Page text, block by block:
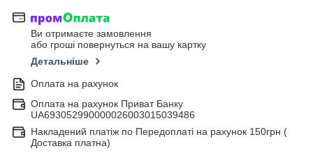
Ви отримаєте замовлення
або гроші повернуться на вашу картку
Детальніше
Оплата на рахунок
Оплата на рахунок Приват Банку
UA693052990000026003015039486
Накладений платіж по Передоплаті на рахунок 150грн (
Доставка платна)